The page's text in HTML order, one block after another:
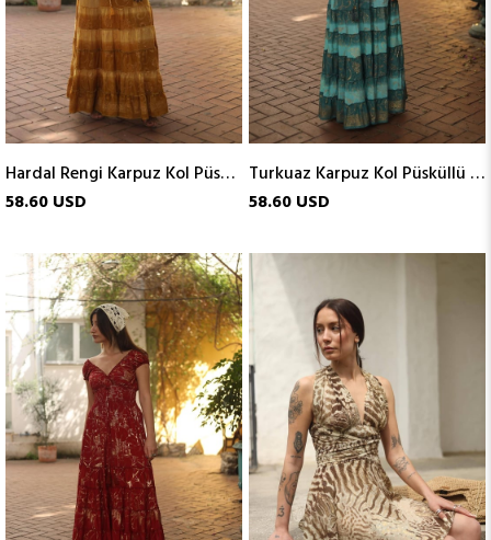
Hardal Rengi Karpuz Kol Püsküllü Gipeli İpek Elbise
58.60 USD
Turkuaz Karpuz Kol Püsküllü Gipeli İpek Elbise
58.60 USD